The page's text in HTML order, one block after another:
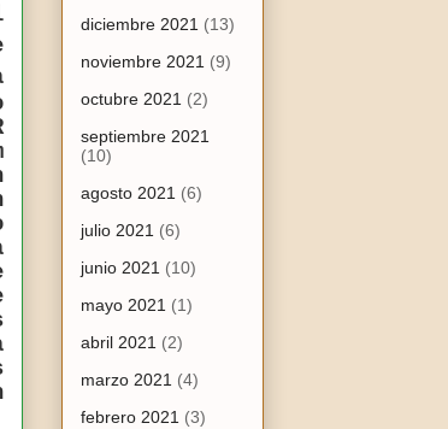
diciembre 2021 (13)
noviembre 2021 (9)
octubre 2021 (2)
septiembre 2021
(10)
agosto 2021 (6)
julio 2021 (6)
junio 2021 (10)
mayo 2021 (1)
abril 2021 (2)
marzo 2021 (4)
febrero 2021 (3)